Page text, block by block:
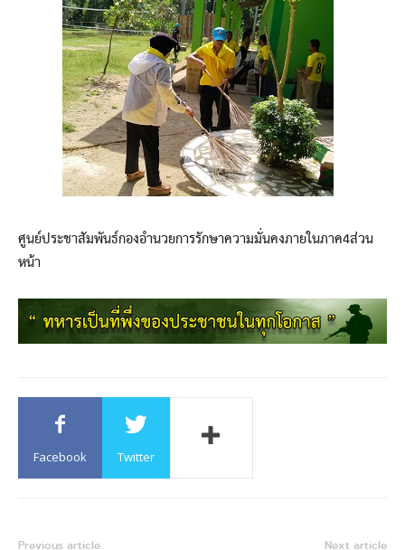
ศูนย์ประชาสัมพันธ์กองอำนวยการรักษาความมั่นคงภายในภาค4ส่วน
หน้า
Facebook Twitter
Previous article Next article